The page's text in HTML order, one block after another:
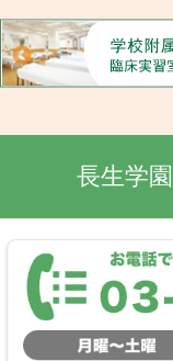
長生学園